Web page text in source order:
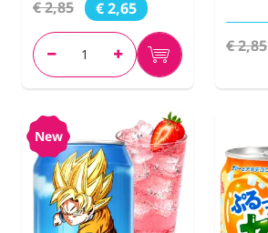
€ 2,85 € 2,65
€ 2,85
New